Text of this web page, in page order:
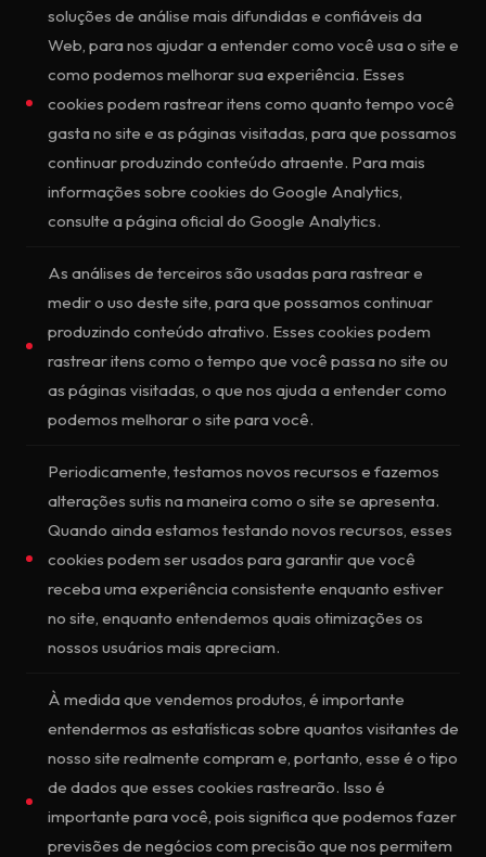
soluções de análise mais difundidas e confiáveis da
Web, para nos ajudar a entender como você usa o site e
como podemos melhorar sua experiência. Esses
cookies podem rastrear itens como quanto tempo você
gasta no site e as páginas visitadas, para que possamos
continuar produzindo conteúdo atraente. Para mais
informações sobre cookies do Google Analytics,
consulte a página oficial do Google Analytics.
As análises de terceiros são usadas para rastrear e
medir o uso deste site, para que possamos continuar
produzindo conteúdo atrativo. Esses cookies podem
rastrear itens como o tempo que você passa no site ou
as páginas visitadas, o que nos ajuda a entender como
podemos melhorar o site para você.
Periodicamente, testamos novos recursos e fazemos
alterações sutis na maneira como o site se apresenta.
Quando ainda estamos testando novos recursos, esses
cookies podem ser usados para garantir que você
receba uma experiência consistente enquanto estiver
no site, enquanto entendemos quais otimizações os
nossos usuários mais apreciam.
À medida que vendemos produtos, é importante
entendermos as estatísticas sobre quantos visitantes de
nosso site realmente compram e, portanto, esse é o tipo
de dados que esses cookies rastrearão. Isso é
importante para você, pois significa que podemos fazer
previsões de negócios com precisão que nos permitem